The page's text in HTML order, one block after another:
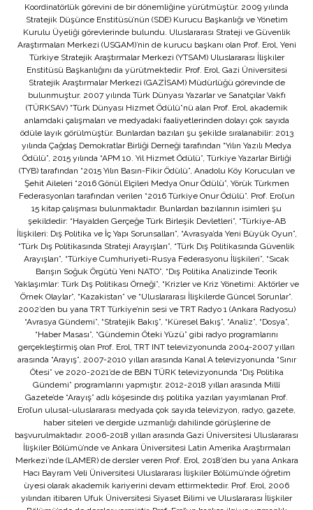
Koordinatörlük görevini de bir dönemliğine yürütmüştür. 2009 yılında
Stratejik Düşünce Enstitüsü’nün (SDE) Kurucu Başkanlığı ve Yönetim
Kurulu Üyeliği görevlerinde bulundu. Uluslararası Strateji ve Güvenlik
Araştırmaları Merkezi (USGAM)’nin de kurucu başkanı olan Prof. Erol, Yeni
Türkiye Stratejik Araştırmalar Merkezi (YTSAM) Uluslararası İlişkiler
Enstitüsü Başkanlığını da yürütmektedir. Prof. Erol, Gazi Üniversitesi
Stratejik Araştırmalar Merkezi (GAZİSAM) Müdürlüğü görevinde de
bulunmuştur. 2007 yılında Türk Dünyası Yazarlar ve Sanatçılar Vakfı
(TÜRKSAV) “Türk Dünyası Hizmet Ödülü”nü alan Prof. Erol, akademik
anlamdaki çalışmaları ve medyadaki faaliyetlerinden dolayı çok sayıda
ödüle layık görülmüştür. Bunlardan bazıları şu şekilde sıralanabilir: 2013
yılında Çağdaş Demokratlar Birliği Derneği tarafından “Yılın Yazılı Medya
Ödülü”, 2015 yılında “APM 10. Yıl Hizmet Ödülü”, Türkiye Yazarlar Birliği
(TYB) tarafından “2015 Yılın Basın-Fikir Ödülü”, Anadolu Köy Korucuları ve
Şehit Aileleri “2016 Gönül Elçileri Medya Onur Ödülü”, Yörük Türkmen
Federasyonları tarafından verilen “2016 Türkiye Onur Ödülü”. Prof. Erol’un
15 kitap çalışması bulunmaktadır. Bunlardan bazılarının isimleri şu
şekildedir: “Hayalden Gerçeğe Türk Birleşik Devletleri”, “Türkiye-AB
İlişkileri: Dış Politika ve İç Yapı Sorunsalları”, “Avrasya’da Yeni Büyük Oyun”,
“Türk Dış Politikasında Strateji Arayışları”, “Türk Dış Politikasında Güvenlik
Arayışları”, “Türkiye Cumhuriyeti-Rusya Federasyonu İlişkileri”, “Sıcak
Barışın Soğuk Örgütü Yeni NATO”, “Dış Politika Analizinde Teorik
Yaklaşımlar: Türk Dış Politikası Örneği”, “Krizler ve Kriz Yönetimi: Aktörler ve
Örnek Olaylar”, “Kazakistan” ve “Uluslararası İlişkilerde Güncel Sorunlar”.
2002’den bu yana TRT Türkiye’nin sesi ve TRT Radyo 1 (Ankara Radyosu)
“Avrasya Gündemi”, “Stratejik Bakış”, “Küresel Bakış”, “Analiz”, “Dosya”,
“Haber Masası”, “Gündemin Öteki Yüzü” gibi radyo programlarını
gerçekleştirmiş olan Prof. Erol, TRT INT televizyonunda 2004-2007 yılları
arasında “Arayış”, 2007-2010 yılları arasında Kanal A televizyonunda “Sınır
Ötesi” ve 2020-2021’de de BBN TÜRK televizyonunda “Dış Politika
Gündemi” programlarını yapmıştır. 2012-2018 yılları arasında Millî
Gazete’de “Arayış” adlı köşesinde dış politika yazıları yayımlanan Prof.
Erol’un ulusal-uluslararası medyada çok sayıda televizyon, radyo, gazete,
haber siteleri ve dergide uzmanlığı dahilinde görüşlerine de
başvurulmaktadır. 2006-2018 yılları arasında Gazi Üniversitesi Uluslararası
İlişkiler Bölümü’nde ve Ankara Üniversitesi Latin Amerika Araştırmaları
Merkezi’nde (LAMER) de dersler veren Prof. Erol, 2018’den bu yana Ankara
Hacı Bayram Veli Üniversitesi Uluslararası İlişkiler Bölümü’nde öğretim
üyesi olarak akademik kariyerini devam ettirmektedir. Prof. Erol, 2006
yılından itibaren Ufuk Üniversitesi Siyaset Bilimi ve Uluslararası İlişkiler